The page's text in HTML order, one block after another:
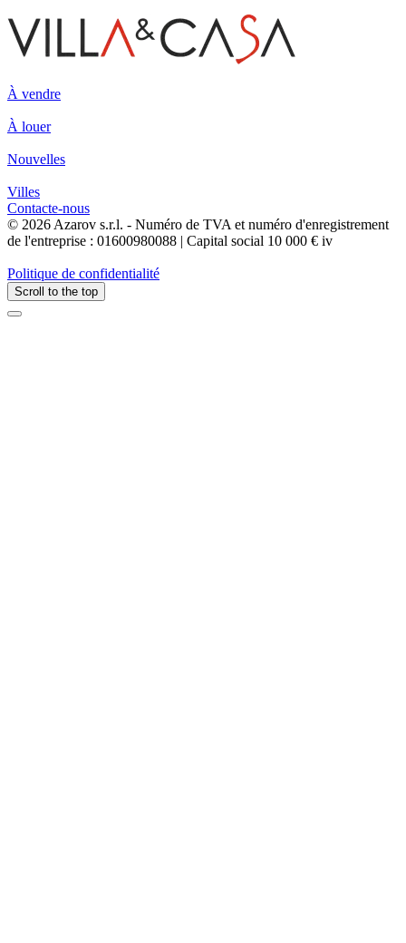
À vendre
À louer
Nouvelles
Villes
Contacte-nous
© 2026 Azarov s.r.l. - Numéro de TVA et numéro d'enregistrement
de l'entreprise : 01600980088 | Capital social 10 000 € iv
Politique de confidentialité
Scroll to the top